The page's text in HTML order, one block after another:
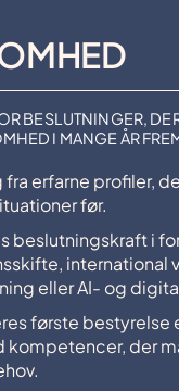
BESLUTNINGER,
I MANGE ÅR
fra erfarne profiler,
før.
beslutningskraft i
international
eller AI- og
første bestyrelse
kompetencer, der